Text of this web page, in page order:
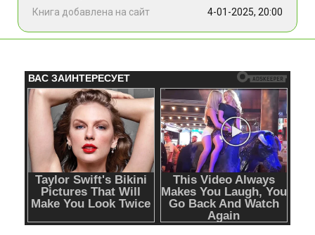
Книга добавлена на сайт
4-01-2025, 20:00